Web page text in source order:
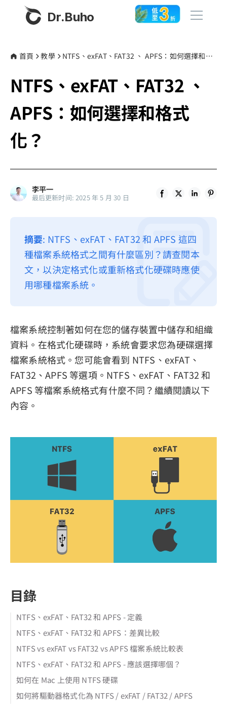
Dr.Buho
產品
BuhoCleaner
BuhoUnlocker
BuhoRepair
BuhoLaunchpad
商店
部落格
更多
隱私權政策
服務條款
退款政策
首頁 教學 NTFS、exFAT、FAT32 、 APFS：如何選擇和格式化？
NTFS、exFAT、FAT32 、
APFS：如何選擇和格式
化？
李平一
最后更新时间: 2025 年 5 月 30 日
摘要: NTFS、exFAT、FAT32 和 APFS 這四
種檔案系統格式之間有什麼區別？請查閱本
文，以決定格式化或重新格式化硬碟時應使
用哪種檔案系統。
檔案系統控制著如何在您的儲存裝置中儲存和組織
資料。在格式化硬碟時，系統會要求您為硬碟選擇
檔案系統格式。您可能會看到 NTFS、exFAT、
FAT32、APFS 等選項。NTFS、exFAT、FAT32 和
APFS 等檔案系統格式有什麼不同？繼續閱讀以下
內容。
目錄
NTFS、exFAT、FAT32 和 APFS - 定義
NTFS、exFAT、FAT32 和 APFS：差異比較
NTFS vs exFAT vs FAT32 vs APFS 檔案系統比較表
NTFS、exFAT、FAT32 和 APFS - 應該選擇哪個？
如何在 Mac 上使用 NTFS 硬碟
如何將驅動器格式化為 NTFS / exFAT / FAT32 / APFS